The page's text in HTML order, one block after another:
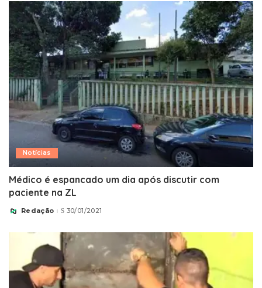
Notícias
Médico é espancado um dia após discutir com
paciente na ZL
Posted
Redação 30/01/2021